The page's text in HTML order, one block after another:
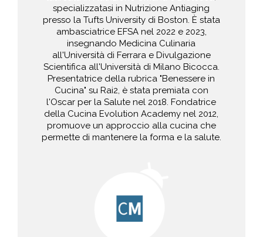
specializzatasi in Nutrizione Antiaging
presso la Tufts University di Boston. È stata
ambasciatrice EFSA nel 2022 e 2023,
insegnando Medicina Culinaria
all'Università di Ferrara e Divulgazione
Scientifica all'Università di Milano Bicocca.
Presentatrice della rubrica "Benessere in
Cucina" su Rai2, è stata premiata con
l'Oscar per la Salute nel 2018. Fondatrice
della Cucina Evolution Academy nel 2012,
promuove un approccio alla cucina che
permette di mantenere la forma e la salute.